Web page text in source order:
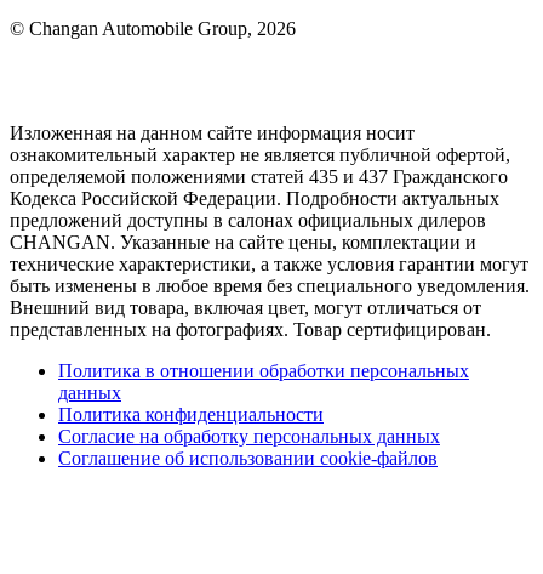
© Changan Automobile Group, 2026
Изложенная на данном сайте информация носит
ознакомительный характер не является публичной офертой,
определяемой положениями статей 435 и 437 Гражданского
Кодекса Российской Федерации. Подробности актуальных
предложений доступны в салонах официальных дилеров
CHANGAN. Указанные на сайте цены, комплектации и
технические характеристики, а также условия гарантии могут
быть изменены в любое время без специального уведомления.
Внешний вид товара, включая цвет, могут отличаться от
представленных на фотографиях. Товар сертифицирован.
Политика в отношении обработки персональных
данных
Политика конфиденциальности
Согласие на обработку персональных данных
Соглашение об использовании cookie-файлов